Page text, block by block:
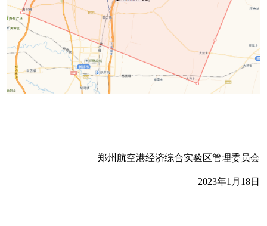
郑州航空港经济综合实验区管理委员会
2023年1月18日